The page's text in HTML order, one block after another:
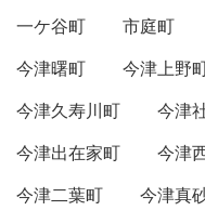
一ケ谷町
市庭町
今津曙町
今津上野
今津久寿川町
今津
今津出在家町
今津
今津二葉町
今津真